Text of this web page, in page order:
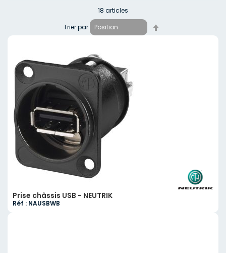
18 articles
Trier par
Prise châssis USB - NEUTRIK
Réf : NAUSBWB